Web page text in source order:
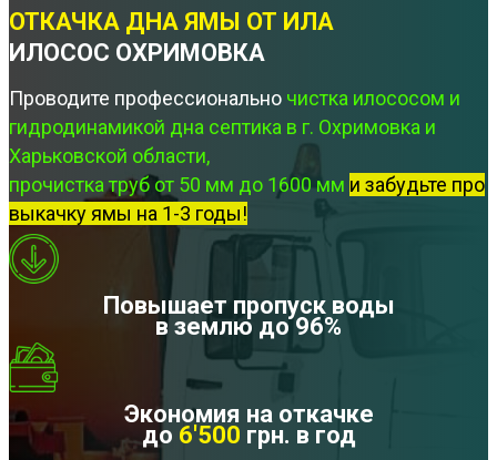
ОТКАЧКА ДНА ЯМЫ ОТ ИЛА
ИЛОСОС ОХРИМОВКА
Проводите профессионально чистка илососом и
гидродинамикой дна септика в г. Охримовка и
Харьковской области,
прочистка труб от 50 мм до 1600 мм и забудьте про
выкачку ямы на 1-3 годы!
Повышает пропуск воды
в землю до 96%
Экономия на откачке
до 6'500 грн. в год